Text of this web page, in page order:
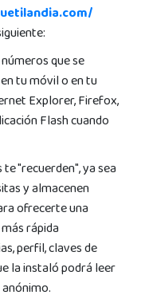
que se
tu móvil o en tu
Explorer, Firefox,
Flash cuando
"recuerden", ya sea
y almacenen
ofrecerte una
rápida
perfil, claves de
la instaló podrá leer